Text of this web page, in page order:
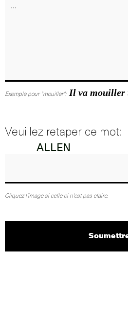
Exemple pour "mouiller": Il va mouiller
Veuillez retaper ce mot:
Cliquez l'image si celle-ci n'est pas claire.